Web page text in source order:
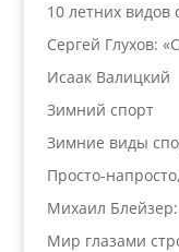
10 летних видов
Сергей Глухов:
Исаак Валицкий
Зимний спорт
Зимние виды
Просто-
Михаил
Мир глазами